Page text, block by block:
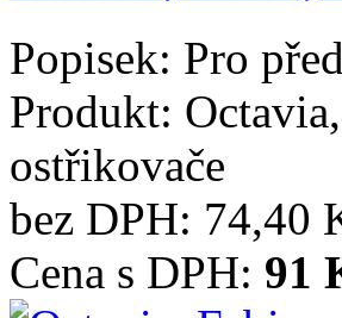
Popisek: Pro
Produkt:
ostřikovače
bez DPH: 74,40
Cena s DPH: 91